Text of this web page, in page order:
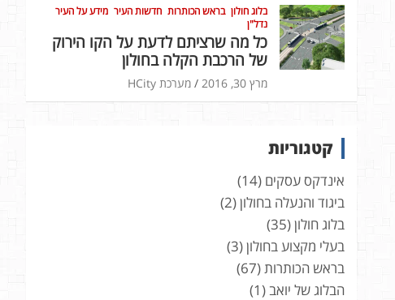
בלוג חולון בראש הכותרות חדשות העיר מידע על העיר
נדל"ן
כל מה שרציתם לדעת על הקו הירוק
של הרכבת הקלה בחולון
מרץ 30, 2016 מערכת HCity
קטגוריות
אינדקס עסקים (14)
ביגוד והנעלה בחולון(2)
בלוג חולון(35)
בעלי מקצוע בחולון(3)
בראש הכותרות (67)
הבלוג של יואב (1)